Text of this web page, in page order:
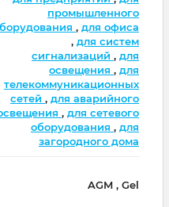
промышленного
, для офиса
, для систем
сигнализаций , для
освещения , для
телекоммуникационных
сетей , для аварийного
, для сетевого
оборудования , для
загородного дома
AGM , Gel